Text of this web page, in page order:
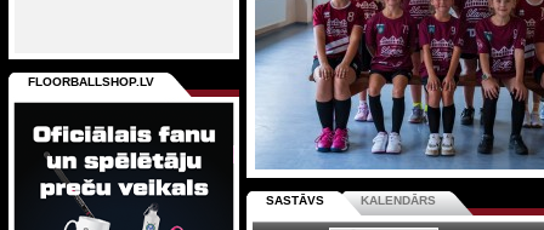
SASTĀVS KALENDĀRS
FLOORBALLSHOP.LV